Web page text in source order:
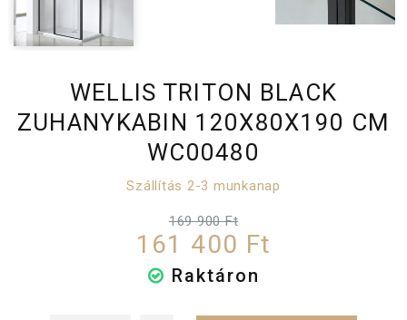
WELLIS TRITON BLACK
ZUHANYKABIN 120X80X190 CM
WC00480
Szállítás 2-3 munkanap
169 900 Ft
161 400 Ft
Raktáron